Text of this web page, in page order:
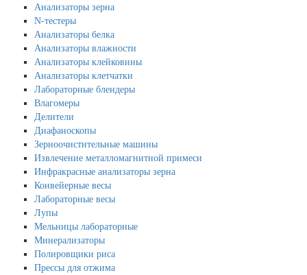
Анализаторы зерна
N-тестеры
Анализаторы белка
Анализаторы влажности
Анализаторы клейковины
Анализаторы клетчатки
Лабораторные блендеры
Влагомеры
Делители
Диафаноскопы
Зерноочистительные машины
Извлечение металломагнитной примеси
Инфракрасные анализаторы зерна
Конвейерные весы
Лабораторные весы
Лупы
Мельницы лабораторные
Минерализаторы
Полировщики риса
Прессы для отжима